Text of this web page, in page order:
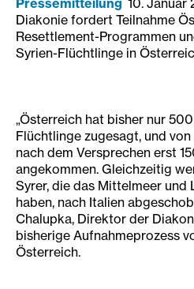
Pressemitteilung 10. Januar
Diakonie fordert Teilnahme
Resettlement-Programmen
Syrien-Flüchtlinge in
„Österreich hat bisher nur
Flüchtlinge zugesagt, und
nach dem Versprechen erst
angekommen. Gleichzeitig
Syrer, die das Mittelmeer und
haben, nach Italien
Chalupka, Direktor der
bisherige Aufnahmeprozess
Österreich.